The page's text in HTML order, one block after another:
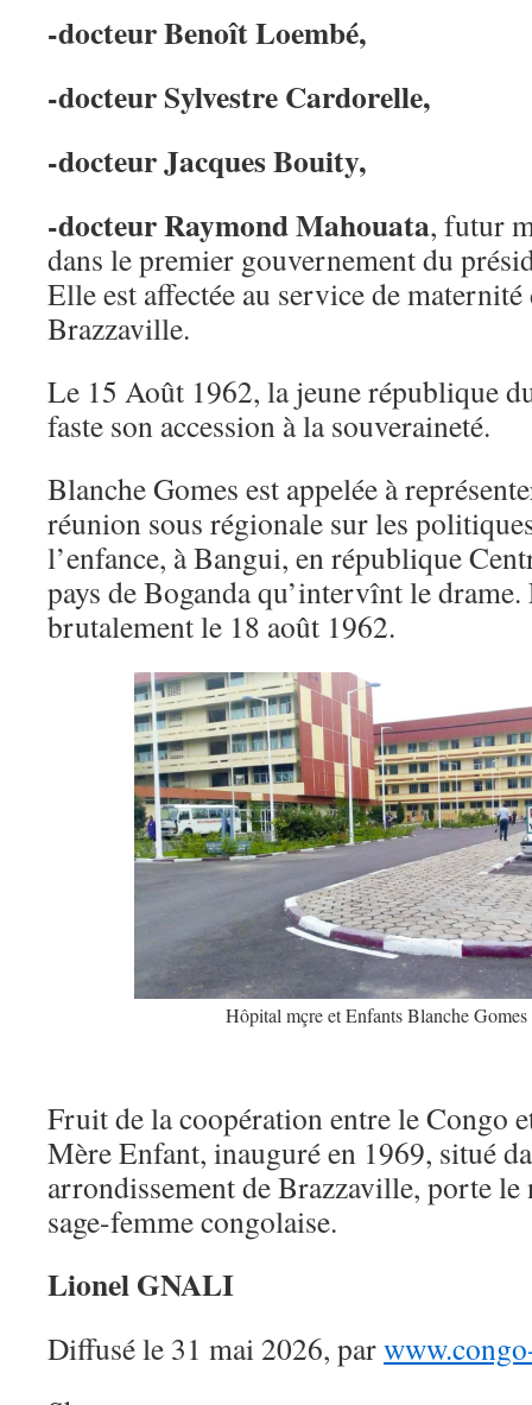
-docteur Benoît Loembé,
-docteur Sylvestre Cardorelle,
-docteur Jacques Bouity,
-docteur Raymond Mahouata, futur
dans le premier gouvernement du
Elle est affectée au service de
Brazzaville.
Le 15 Août 1962, la jeune république
faste son accession à la souveraineté.
Blanche Gomes est appelée à
réunion sous régionale sur les
l’enfance, à Bangui, en république
pays de Boganda qu’intervînt le
brutalement le 18 août 1962.
Hôpital mçre et Enfants Blanche
Fruit de la coopération entre le Congo
Mère Enfant, inauguré en 1969, situé
arrondissement de Brazzaville, porte
sage-femme congolaise.
Lionel GNALI
Diffusé le 31 mai 2026, par